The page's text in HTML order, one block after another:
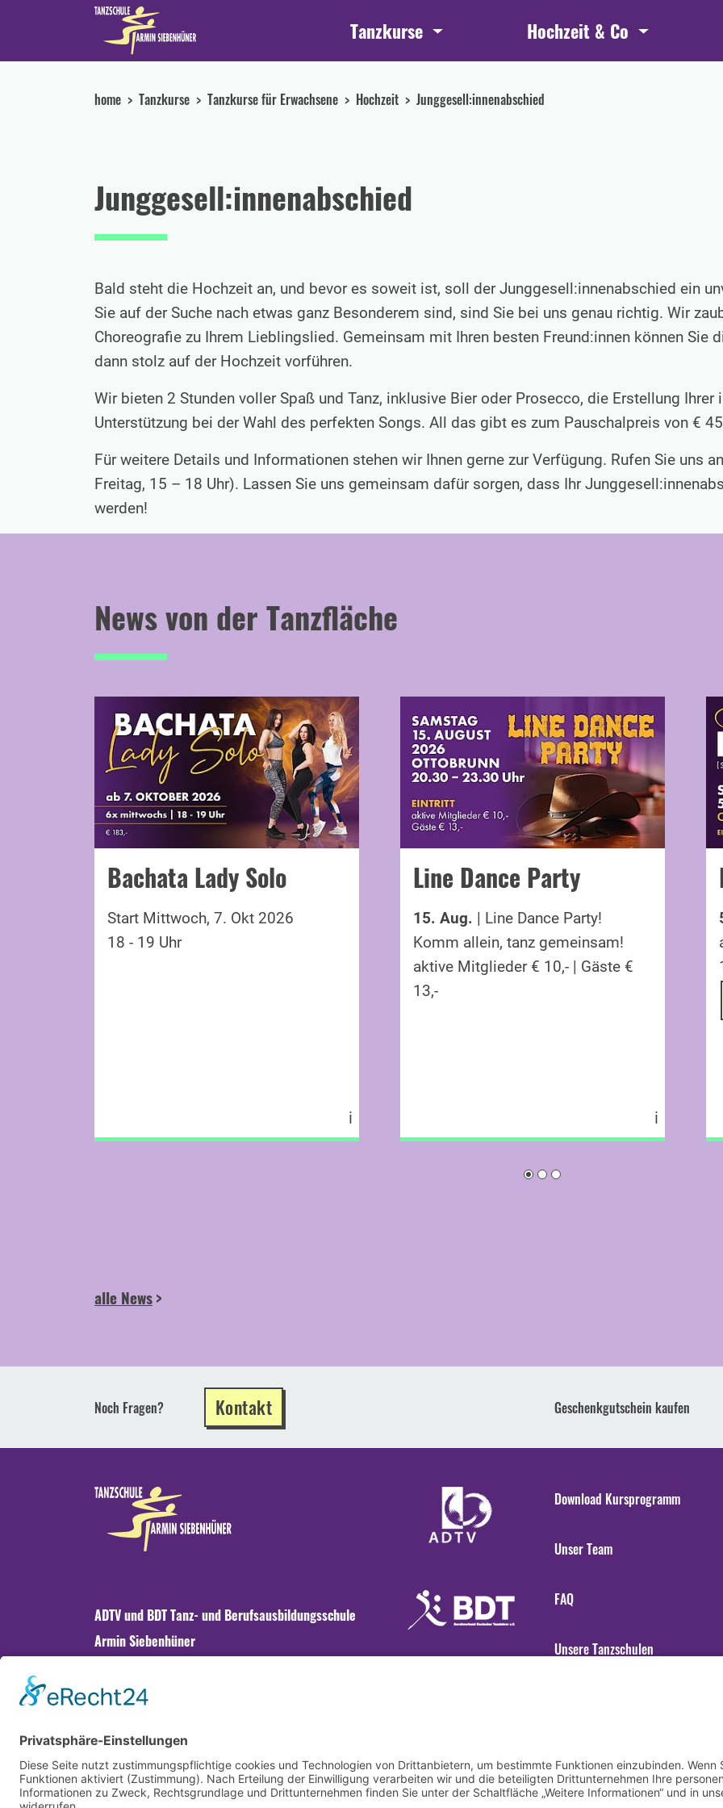
Tanzkurse Hochzeit & Co
home Tanzkurse Tanzkurse für Erwachsene Hochzeit Junggesell:innenabschied
Junggesell:innenabschied
Bald steht die Hochzeit an, und bevor es soweit ist, soll der Junggesell:innenabschied ein
Sie auf der Suche nach etwas ganz Besonderem sind, sind Sie bei uns genau richtig. Wir
Choreografie zu Ihrem Lieblingslied. Gemeinsam mit Ihren besten Freund:innen können Sie
dann stolz auf der Hochzeit vorführen.
Wir bieten 2 Stunden voller Spaß und Tanz, inklusive Bier oder Prosecco, die Erstellung
Unterstützung bei der Wahl des perfekten Songs. All das gibt es zum Pauschalpreis von €
Für weitere Details und Informationen stehen wir Ihnen gerne zur Verfügung. Rufen Sie uns
Freitag, 15 – 18 Uhr). Lassen Sie uns gemeinsam dafür sorgen, dass Ihr
werden!
News von der Tanzfläche
Bachata Lady Solo
Start Mittwoch, 7. Okt 2026
18 - 19 Uhr
ℹ
Line Dance Party
15. Aug. | Line Dance Party!
Komm allein, tanz gemeinsam!
aktive Mitglieder € 10,- | Gäste €
13,-
ℹ
alle News
Noch Fragen? Kontakt Geschenkgutschein kaufen
ADTV und BDT Tanz- und Berufsausbildungsschule
Armin Siebenhüner
Montag - Freitag, 15:00 bis 18:00 Uhr
info@tanzen-in-muenchen.de
Download Kursprogramm
Unser Team
FAQ
Unsere Tanzschulen